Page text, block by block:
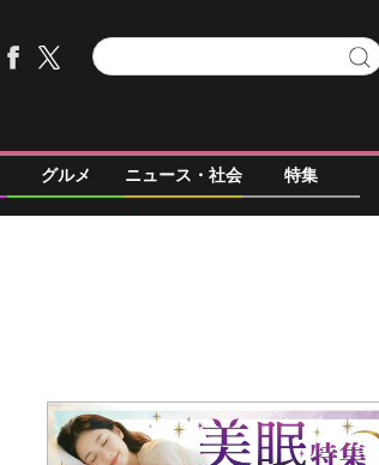
グルメ ニュース・社会 特集